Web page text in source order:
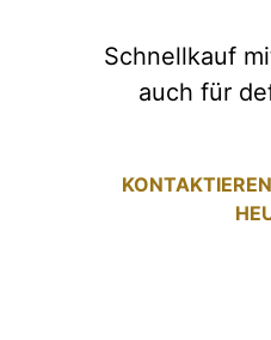
Schnellkauf
auch für